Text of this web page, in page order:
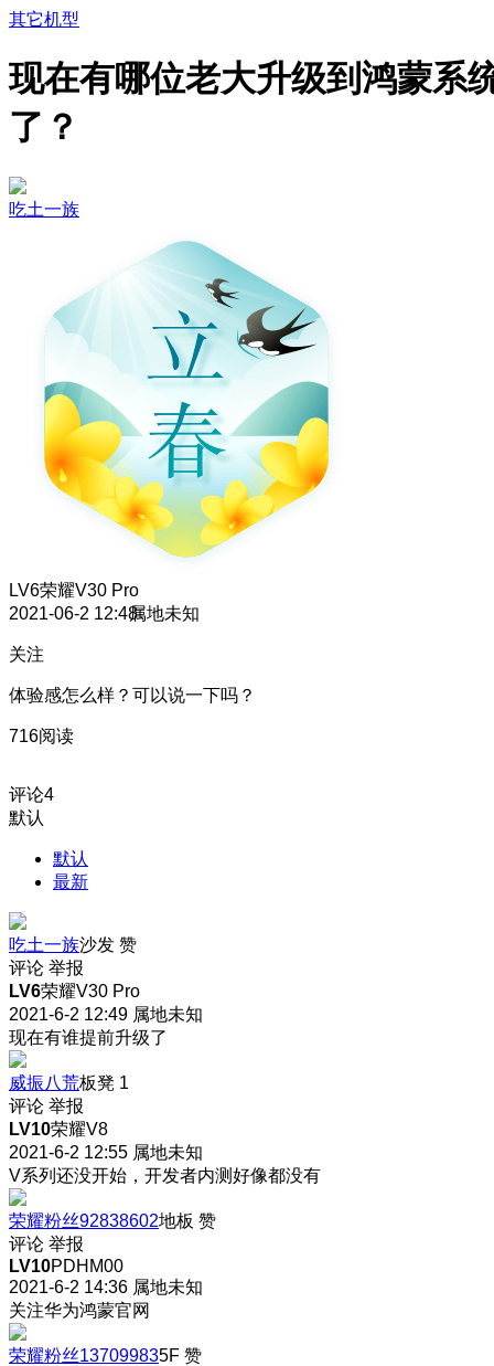
其它机型
现在有哪位老大升级到鸿蒙系
了？
吃土一族
LV6荣耀V30 Pro
2021-06-2 12:48属地未知
关注
体验感怎么样？可以说一下吗？
716阅读
评论4
默认
默认
最新
吃土一族沙发 赞
评论 举报
LV6荣耀V30 Pro
2021-6-2 12:49 属地未知
现在有谁提前升级了
威振八荒板凳 1
评论 举报
LV10荣耀V8
2021-6-2 12:55 属地未知
V系列还没开始，开发者内测好像都没有
荣耀粉丝92838602地板 赞
评论 举报
LV10PDHM00
2021-6-2 14:36 属地未知
关注华为鸿蒙官网
荣耀粉丝137099835F 赞